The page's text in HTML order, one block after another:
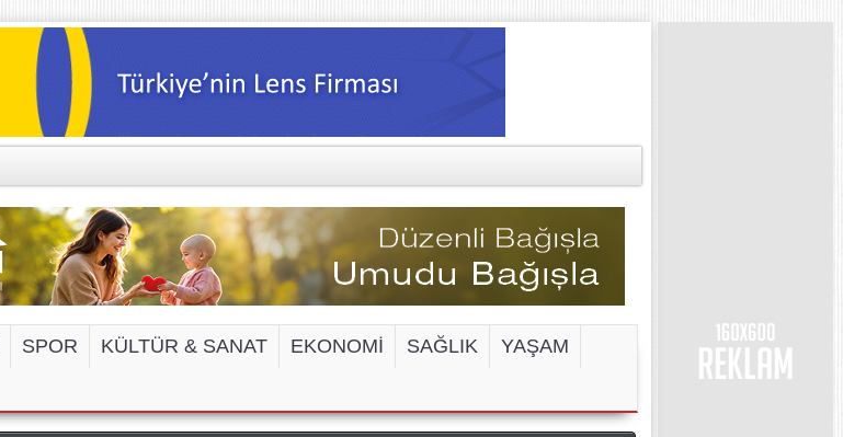
SPOR KÜLTÜR & SANAT EKONOMİ SAĞLIK
YAŞAM